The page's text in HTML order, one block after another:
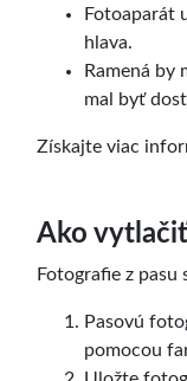
Fotoaparát
hlava.
Ramená by
mal byť
Získajte viac
Ako
Fotografie z
Pasovú
pomocou